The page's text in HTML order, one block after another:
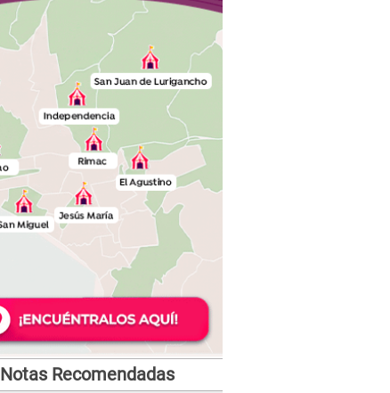
Notas Recomendadas